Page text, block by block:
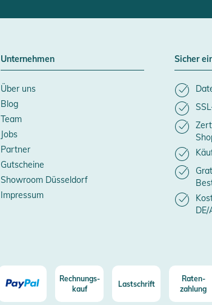
Unternehmen
Über uns
Blog
Team
Jobs
Partner
Gutscheine
Showroom Düsseldorf
Impressum
Sicher
DE/
Rechnungs-
kauf
Lastschrift
Raten-
zahlung